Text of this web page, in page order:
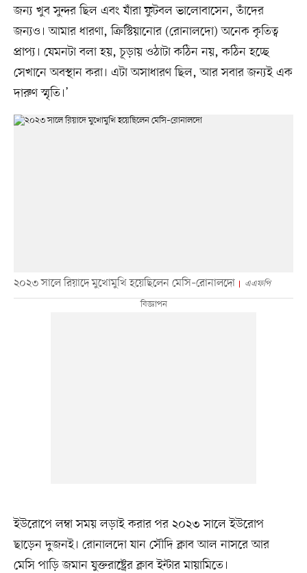
জন্য খুব সুন্দর ছিল এবং যাঁরা ফুটবল ভালোবাসেন, তাঁদের
জন্যও। আমার ধারণা, ক্রিস্টিয়ানোর (রোনালদো) অনেক কৃতিত্ব
প্রাপ্য। যেমনটা বলা হয়, চূড়ায় ওঠাটা কঠিন নয়, কঠিন হচ্ছে
সেখানে অবস্থান করা। এটা অসাধারণ ছিল, আর সবার জন্যই এক
দারুণ স্মৃতি।’
২০২৩ সালে রিয়াদে মুখোমুখি হয়েছিলেন মেসি–রোনালদো এএফপি
ইউরোপে লম্বা সময় লড়াই করার পর ২০২৩ সালে ইউরোপ
ছাড়েন দুজনই। রোনালদো যান সৌদি ক্লাব আল নাসরে আর
মেসি পাড়ি জমান যুক্তরাষ্ট্রের ক্লাব ইন্টার মায়ামিতে।